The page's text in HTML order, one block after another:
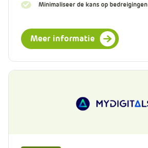
Minimaliseer de kans op bedreigingen
Meer informatie